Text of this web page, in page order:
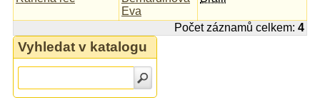
Eva
Počet záznamů celkem: 4
Vyhledat v katalogu